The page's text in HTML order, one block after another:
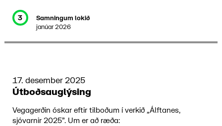
3
Samningum lokið
janúar 2026
17. desember 2025
Útboðsauglýsing
Vegagerðin óskar eftir tilboðum í verkið „Álftanes,
sjóvarnir 2025”. Um er að ræða: